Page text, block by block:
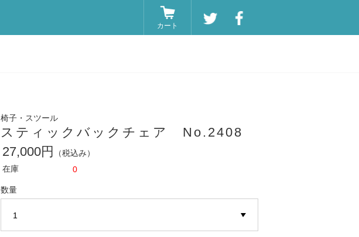
カート
椅子・スツール
スティックバックチェア No.2408
27,000円
（税込み）
在庫
0
数量